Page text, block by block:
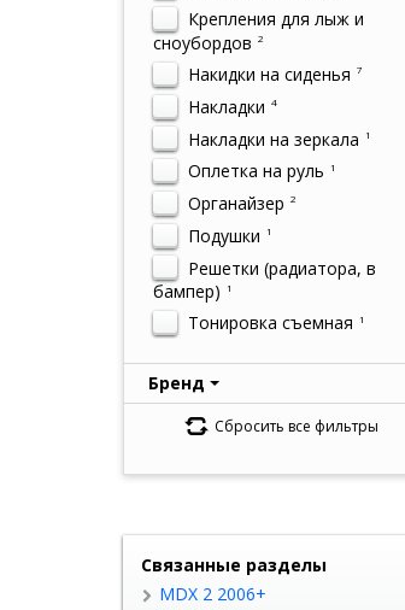
Крепления для лыж и
сноубордов 2
Накидки на сиденья 7
Накладки 4
Накладки на зеркала 1
Оплетка на руль 1
Органайзер 2
Подушки 1
Решетки (радиатора, в
бампер)
1
Тонировка съемная 1
Бренд
Сбросить все фильтры
Связанные разделы
MDX 2 2006+